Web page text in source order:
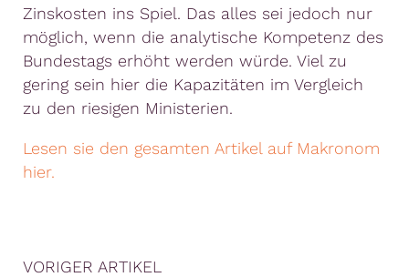
Zinskosten ins Spiel. Das alles sei jedoch nur
möglich, wenn die analytische Kompetenz des
Bundestags erhöht werden würde. Viel zu
gering sein hier die Kapazitäten im Vergleich
zu den riesigen Ministerien.
Lesen sie den gesamten Artikel auf Makronom
hier.
VORIGER ARTIKEL